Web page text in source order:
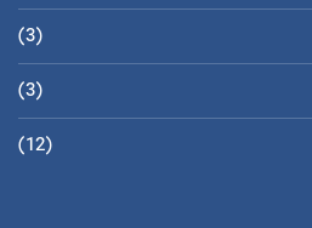
(3)
(3)
(12)